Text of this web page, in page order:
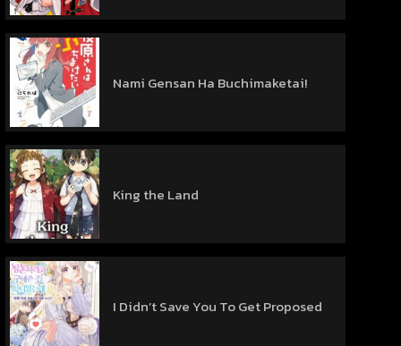
Nami Gensan Ha Buchimaketai!
King the Land
I Didn’t Save You To Get Proposed